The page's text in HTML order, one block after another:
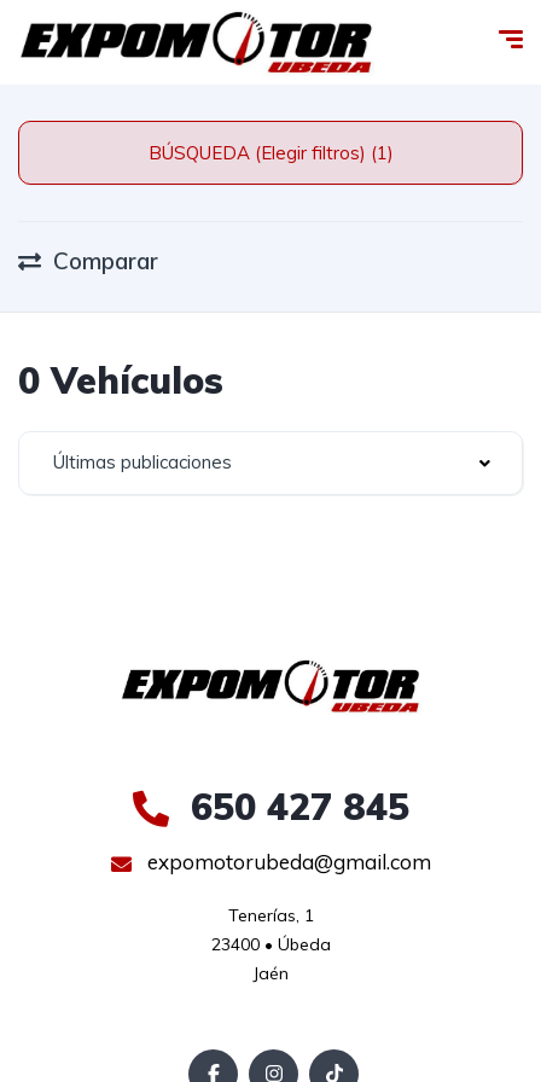
BÚSQUEDA (Elegir filtros) (1)
Comparar
0 Vehículos
Últimas publicaciones
650 427 845
expomotorubeda@gmail.com
Tenerías, 1
23400 • Úbeda
Jaén